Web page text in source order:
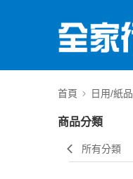
首頁 日用/紙品
商品分類
所有分類